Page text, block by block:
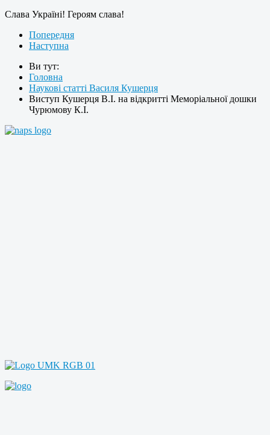
Слава Україні! Героям слава!
Попередня
Наступна
Ви тут:
Головна
Наукові статті Василя Кушерця
Виступ Кушерця В.І. на відкритті Меморіальної дошки
Чурюмову К.І.